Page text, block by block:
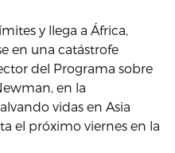
y llega a África,
en una catástrofe
del Programa sobre
en la
vidas en Asia
el próximo viernes en la